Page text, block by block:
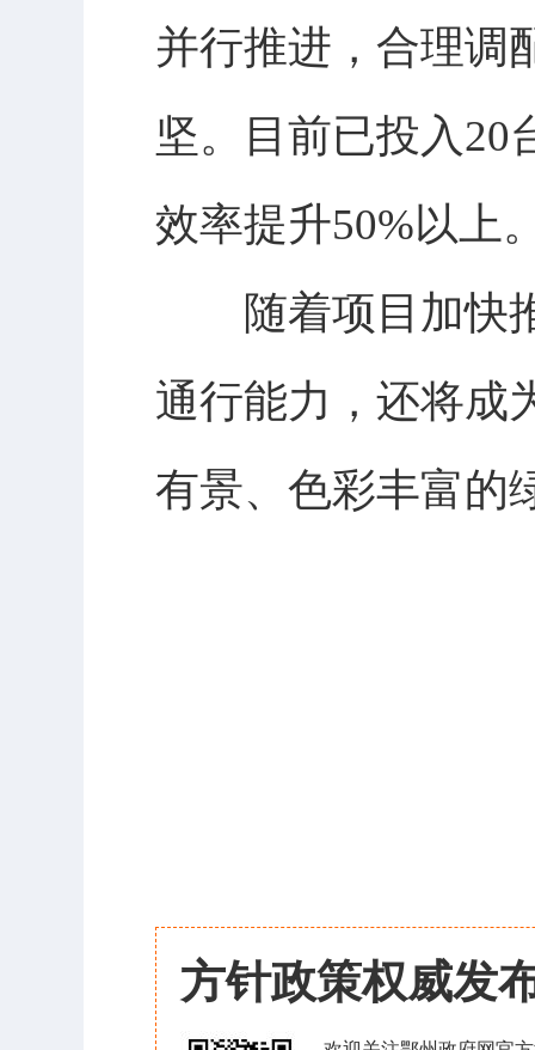
并行推进，合理调
坚。目前已投入20
效率提升50%以上
随着项目加快推
通行能力，还将成
有景、色彩丰富的
方针政策权威发